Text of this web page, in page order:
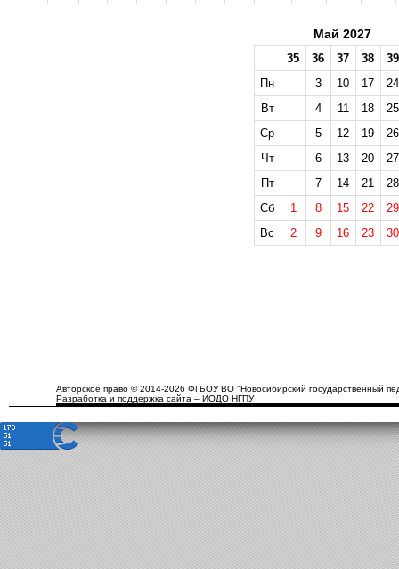
Май 2027
35 36 37 38
39
Пн
3 10 17
24
Вт
4 11 18
25
Ср
5 12 19
26
Чт
6 13 20
27
Пт
7 14 21
28
Сб
1 8 15 22
29
Вс
2 9 16 23 30
Авторское право © 2014-2026 ФГБОУ ВО "Новосибирский государственный
Разработка и поддержка сайта – ИОДО НГПУ